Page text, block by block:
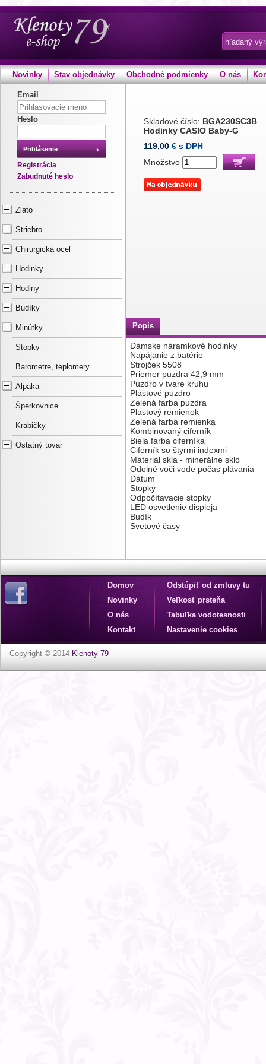
Novinky Stav objednávky Obchodné podmienky O nás
Email
Heslo
Prihlásenie
Registrácia
Zabudnuté heslo
Zlato
Striebro
Chirurgická oceľ
Hodinky
Hodiny
Budíky
Minútky
Stopky
Barometre, teplomery
Alpaka
Šperkovnice
Krabičky
Ostatný tovar
Skladové číslo: BGA230SC3B
Hodinky CASIO Baby-G
119,00 € s DPH
Množstvo
Popis
Dámske náramkové hodinky
Napájanie z batérie
Strojček 5508
Priemer puzdra 42,9 mm
Puzdro v tvare kruhu
Plastové puzdro
Zelená farba puzdra
Plastový remienok
Zelená farba remienka
Kombinovaný ciferník
Biela farba ciferníka
Ciferník so štyrmi indexmi
Materiál skla - minerálne sklo
Odolné voči vode počas plávania
Dátum
Stopky
Odpočítavacie stopky
LED osvetlenie displeja
Budík
Svetové časy
Domov
Novinky
O nás
Kontakt
Odstúpiť od zmluvy tu
Veľkosť prsteňa
Tabuľka vodotesnosti
Nastavenie cookies
Copyright © 2014 Klenoty 79